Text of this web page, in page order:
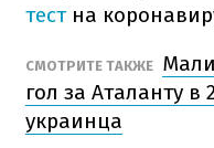
тестна
СМОТРИТЕ ТАКЖЕ
гол за Аталанту в
украинца